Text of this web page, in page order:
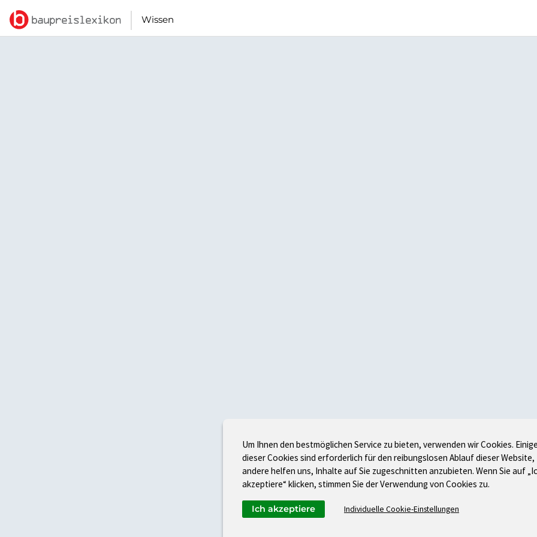
Wissen
Um Ihnen den bestmöglichen Service zu bieten, verwenden wir Cookies.
dieser Cookies sind erforderlich für den reibungslosen Ablauf dieser Website,
andere helfen uns, Inhalte auf Sie zugeschnitten anzubieten. Wenn Sie auf
akzeptiere“ klicken, stimmen Sie der Verwendung von Cookies zu.
Individuelle Cookie-Einstellungen
Ich akzeptiere